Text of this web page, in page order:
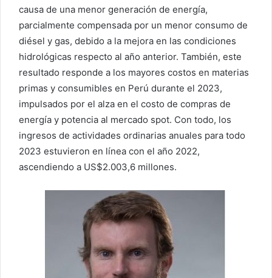
causa de una menor generación de energía,
parcialmente compensada por un menor consumo de
diésel y gas, debido a la mejora en las condiciones
hidrológicas respecto al año anterior. También, este
resultado responde a los mayores costos en materias
primas y consumibles en Perú durante el 2023,
impulsados por el alza en el costo de compras de
energía y potencia al mercado spot. Con todo, los
ingresos de actividades ordinarias anuales para todo
2023 estuvieron en línea con el año 2022,
ascendiendo a US$2.003,6 millones.